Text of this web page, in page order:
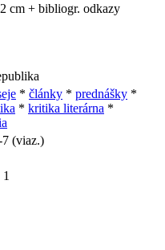
cm + bibliogr. odkazy
* články * prednášky *
* kritika literárna *
(viaz.)